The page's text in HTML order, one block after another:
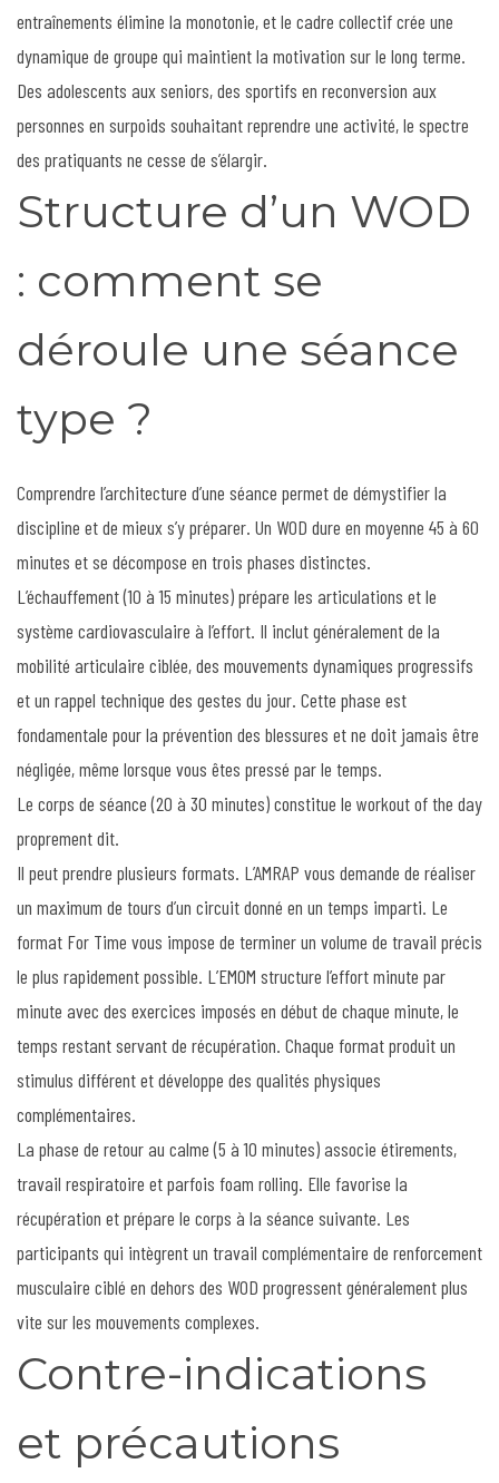
entraînements élimine la monotonie, et le cadre collectif crée une
dynamique de groupe qui maintient la motivation sur le long terme.
Des adolescents aux seniors, des sportifs en reconversion aux
personnes en surpoids souhaitant reprendre une activité, le spectre
des pratiquants ne cesse de s’élargir.
Structure d’un WOD
: comment se
déroule une séance
type ?
Comprendre l’architecture d’une séance permet de démystifier la
discipline et de mieux s’y préparer. Un WOD dure en moyenne 45 à 60
minutes et se décompose en trois phases distinctes.
L’échauffement (10 à 15 minutes) prépare les articulations et le
système cardiovasculaire à l’effort. Il inclut généralement de la
mobilité articulaire ciblée, des mouvements dynamiques progressifs
et un rappel technique des gestes du jour. Cette phase est
fondamentale pour la prévention des blessures et ne doit jamais être
négligée, même lorsque vous êtes pressé par le temps.
Le corps de séance (20 à 30 minutes) constitue le workout of the day
proprement dit.
Il peut prendre plusieurs formats. L’AMRAP vous demande de réaliser
un maximum de tours d’un circuit donné en un temps imparti. Le
format For Time vous impose de terminer un volume de travail précis
le plus rapidement possible. L’EMOM structure l’effort minute par
minute avec des exercices imposés en début de chaque minute, le
temps restant servant de récupération. Chaque format produit un
stimulus différent et développe des qualités physiques
complémentaires.
La phase de retour au calme (5 à 10 minutes) associe étirements,
travail respiratoire et parfois foam rolling. Elle favorise la
récupération et prépare le corps à la séance suivante. Les
participants qui intègrent un travail complémentaire de renforcement
musculaire ciblé en dehors des WOD progressent généralement plus
vite sur les mouvements complexes.
Contre-indications
et précautions